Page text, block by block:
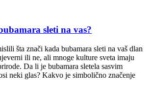
sleti na vas?
šta znači kada bubamara sleti na vaš dlan
ili ne, ali mnoge kulture sveta imaju
Da li je bubamara sletela sasvim
neki glas? Kakvo je simbolično značenje